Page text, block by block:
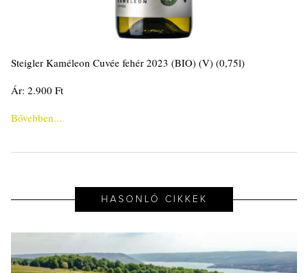
Steigler Kaméleon Cuvée fehér 2023 (BIO) (V) (0,75l)
Ár: 2.900 Ft
Bővebben...
HASONLÓ CIKKEK